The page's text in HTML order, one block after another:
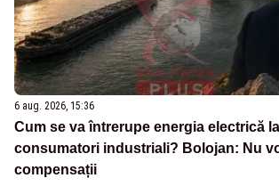
6 aug. 2026, 15:36
Cum se va întrerupe energia electrică
consumatori industriali? Bolojan: Nu
compensații